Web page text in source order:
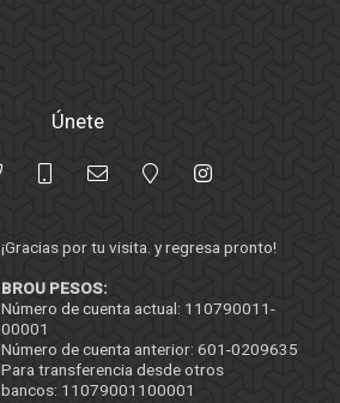
Únete
¡Gracias por tu visita. y regresa pronto!
BROU PESOS:
Número de cuenta actual: 110790011-
00001
Número de cuenta anterior: 601-0209635
Para transferencia desde otros
bancos: 11079001100001